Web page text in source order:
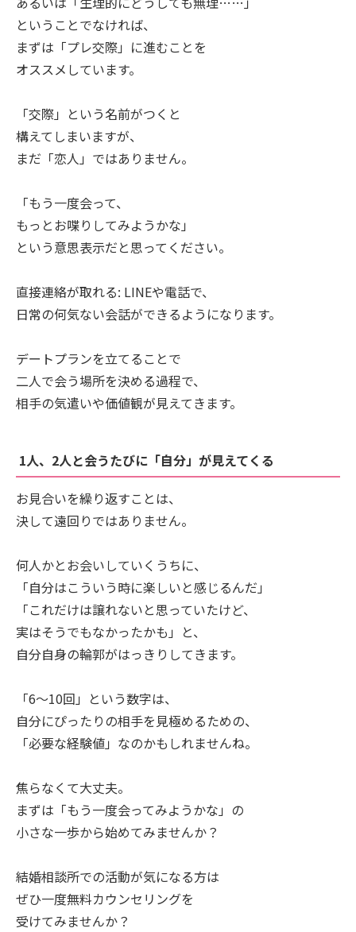
ということでなければ、
まずは「プレ交際」に進むことを
オススメしています。
「交際」という名前がつくと
構えてしまいますが、
まだ「恋人」ではありません。
「もう一度会って、
もっとお喋りしてみようかな」
という意思表示だと思ってください。
直接連絡が取れる: LINEや電話で、
日常の何気ない会話ができるようになります。
デートプランを立てることで
二人で会う場所を決める過程で、
相手の気遣いや価値観が見えてきます。
1人、2人と会うたびに「自分」が見えてくる
お見合いを繰り返すことは、
決して遠回りではありません。
何人かとお会いしていくうちに、
「自分はこういう時に楽しいと感じるんだ」
「これだけは譲れないと思っていたけど、
実はそうでもなかったかも」と、
自分自身の輪郭がはっきりしてきます。
「6〜10回」という数字は、
自分にぴったりの相手を見極めるための、
「必要な経験値」なのかもしれませんね。
焦らなくて大丈夫。
まずは「もう一度会ってみようかな」の
小さな一歩から始めてみませんか？
結婚相談所での活動が気になる方は
ぜひ一度無料カウンセリングを
受けてみませんか？